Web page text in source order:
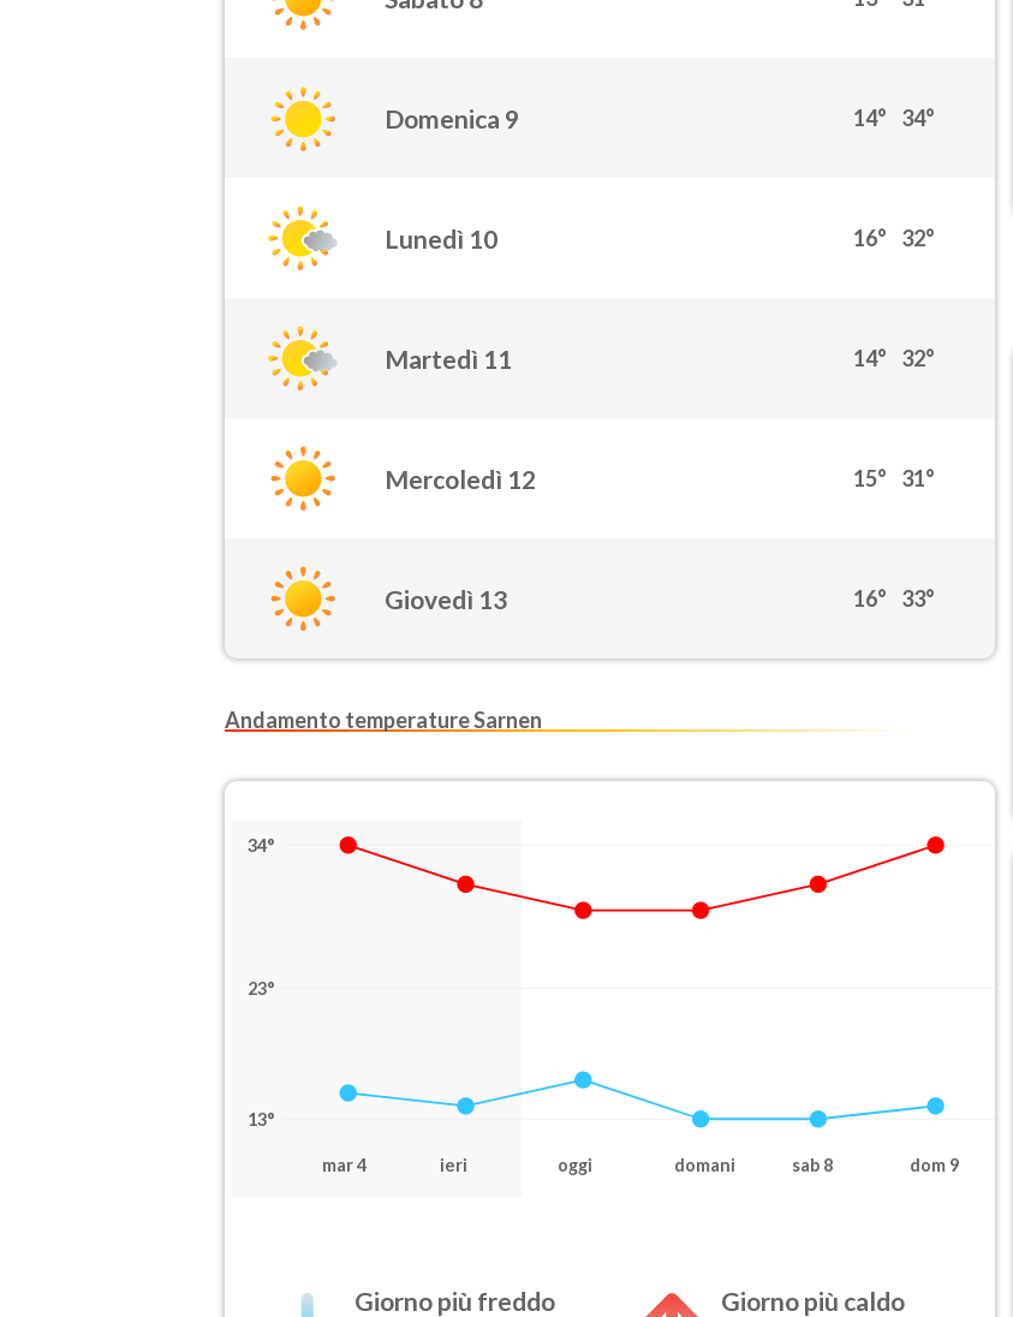
Domenica 9 14° 34°
Lunedì 10 16° 32°
Martedì 11 14° 32°
Mercoledì 12 15° 31°
Giovedì 13 16° 33°
Andamento temperature Sarnen
34°
23°
13°
mar 4 ieri oggi domani sab 8 dom 9
Giorno più freddo Giorno più caldo